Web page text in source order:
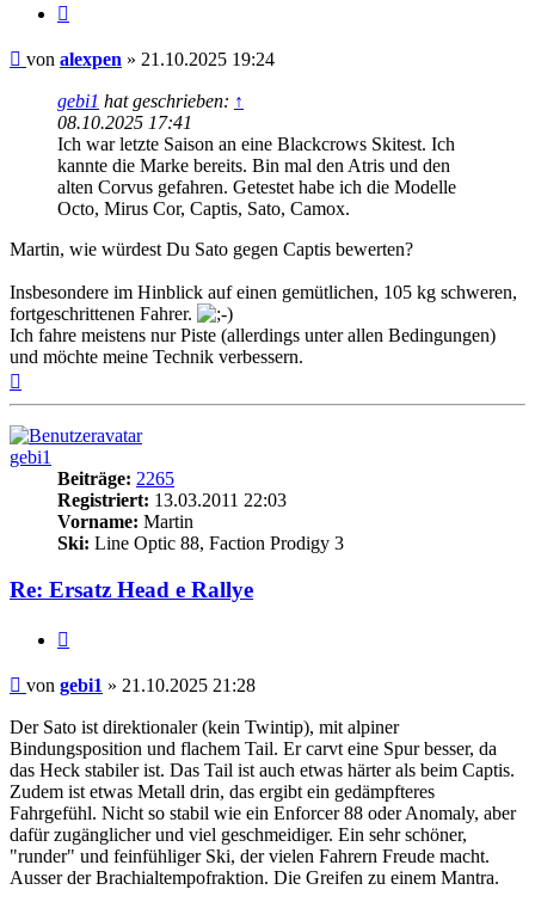
Beitrag
von alexpen » 21.10.2025 19:24
gebi1 hat geschrieben: ↑
08.10.2025 17:41
Ich war letzte Saison an eine Blackcrows Skitest. Ich
kannte die Marke bereits. Bin mal den Atris und den
alten Corvus gefahren. Getestet habe ich die Modelle
Octo, Mirus Cor, Captis, Sato, Camox.
Martin, wie würdest Du Sato gegen Captis bewerten?
Insbesondere im Hinblick auf einen gemütlichen, 105 kg schweren,
fortgeschrittenen Fahrer.
Ich fahre meistens nur Piste (allerdings unter allen Bedingungen)
und möchte meine Technik verbessern.
gebi1
Beiträge: 2265
Registriert: 13.03.2011 22:03
Vorname: Martin
Ski: Line Optic 88, Faction Prodigy 3
Re: Ersatz Head e Rallye
Beitrag
von gebi1 » 21.10.2025 21:28
Der Sato ist direktionaler (kein Twintip), mit alpiner
Bindungsposition und flachem Tail. Er carvt eine Spur besser, da
das Heck stabiler ist. Das Tail ist auch etwas härter als beim Captis.
Zudem ist etwas Metall drin, das ergibt ein gedämpfteres
Fahrgefühl. Nicht so stabil wie ein Enforcer 88 oder Anomaly, aber
dafür zugänglicher und viel geschmeidiger. Ein sehr schöner,
"runder" und feinfühliger Ski, der vielen Fahrern Freude macht.
Ausser der Brachialtempofraktion. Die Greifen zu einem Mantra.